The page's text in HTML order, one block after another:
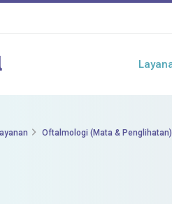
Oftalmologi (Mata & Penglihatan)